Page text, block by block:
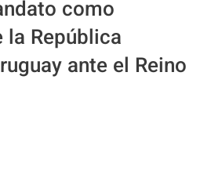
como
la República
ante el Reino